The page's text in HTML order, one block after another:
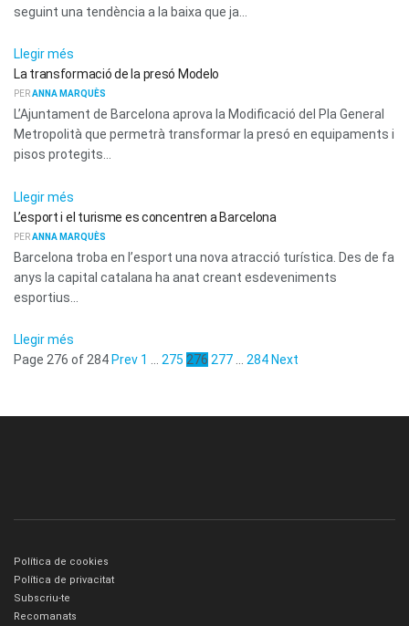
seguint una tendència a la baixa que ja...
Llegir més
ACTUALITAT
La transformació de la presó Modelo
PERANNA MARQUÈS
L’Ajuntament de Barcelona aprova la Modificació del Pla General
Metropolità que permetrà transformar la presó en equipaments i
pisos protegits...
Llegir més
ACTUALITAT
L’esport i el turisme es concentren a Barcelona
PERANNA MARQUÈS
Barcelona troba en l’esport una nova atracció turística. Des de fa
anys la capital catalana ha anat creant esdeveniments
esportius...
Llegir més
Page 276 of 284 Prev 1 275 276 277 284 Next
Política de cookies
Política de privacitat
Subscriu-te
Recomanats